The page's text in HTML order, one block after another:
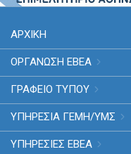
ΑΡΧΙΚΗ
ΟΡΓΑΝΩΣΗ ΕΒΕΑ
ΓΡΑΦΕΙΟ ΤΥΠΟΥ
ΥΠΗΡΕΣΊΑ ΓΕΜΗ/ΥΜΣ
ΥΠΗΡΕΣΙΕΣ ΕΒΕΑ